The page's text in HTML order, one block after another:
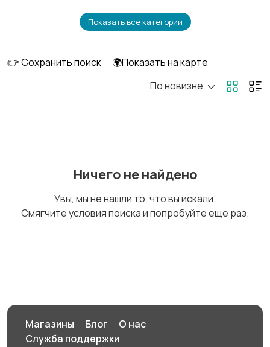
Игрушки и игры
Кормление и питание
детской
Показать все категории
👉 Сохранить поиск
🌍Показать на карте
По новизне
Ничего не найдено
Увы, мы не нашли то, что вы искали.
Смягчите условия поиска и попробуйте еще раз.
Магазины Блог
О нас
Служба поддержки